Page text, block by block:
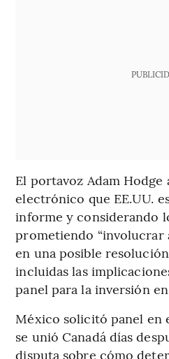
El portavoz Adam
electrónico que EE.UU.
informe y considerando
prometiendo “involucrar
en una posible
incluidas las
panel para la inversión
México solicitó panel en
se unió Canadá días
disputa sobre cómo